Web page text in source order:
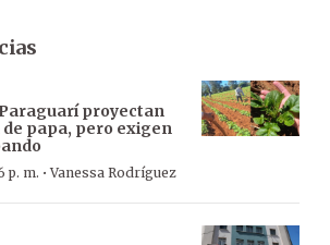
proyectan
papa, pero exigen
p. m. ·Vanessa Rodríguez